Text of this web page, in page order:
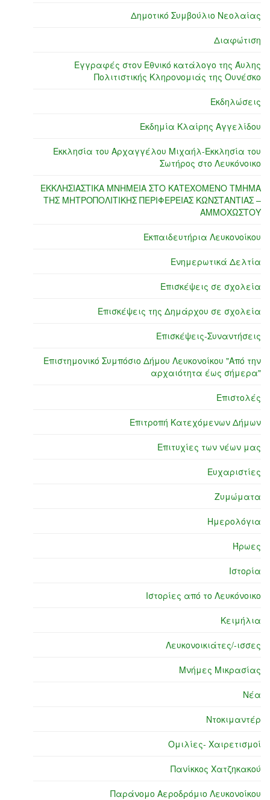
Δημοτικό Συμβούλιο Νεολαίας
Διαφώτιση
Εγγραφές στον Εθνικό κατάλογο της Άυλης
Πολιτιστικής Κληρονομιάς της Ουνέσκο
Εκδηλώσεις
Εκδημία Κλαίρης Αγγελίδου
Εκκλησία του Αρχαγγέλου Μιχαήλ-Εκκλησία του
Σωτήρος στο Λευκόνοικο
ΕΚΚΛΗΣΙΑΣΤΙΚΑ ΜΝΗΜΕΙΑ ΣΤΟ ΚΑΤΕΧΟΜΕΝΟ ΤΜΗΜΑ
ΤΗΣ ΜΗΤΡΟΠΟΛΙΤΙΚΗΣ ΠΕΡΙΦΕΡΕΙΑΣ ΚΩΝΣΤΑΝΤΙΑΣ –
ΑΜΜΟΧΩΣΤΟΥ
Εκπαιδευτήρια Λευκονοίκου
Ενημερωτικά Δελτία
Επισκέψεις σε σχολεία
Επισκέψεις της Δημάρχου σε σχολεία
Επισκέψεις-Συναντήσεις
Επιστημονικό Συμπόσιο Δήμου Λευκονοίκου "Από την
αρχαιότητα έως σήμερα"
Επιστολές
Επιτροπή Κατεχόμενων Δήμων
Επιτυχίες των νέων μας
Ευχαριστίες
Ζυμώματα
Ημερολόγια
Ήρωες
Ιστορία
Ιστορίες από το Λευκόνοικο
Κειμήλια
Λευκονοικιάτες/-ισσες
Μνήμες Μικρασίας
Νέα
Ντοκιμαντέρ
Ομιλίες- Χαιρετισμοί
Πανίκκος Χατζηκακού
Παράνομο Αεροδρόμιο Λευκονοίκου